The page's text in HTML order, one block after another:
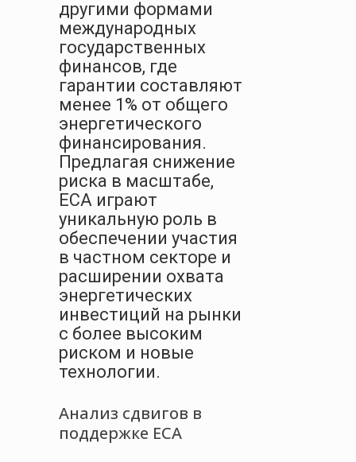
другими формами
международных
государственных
финансов, где
гарантии составляют
менее 1% от общего
энергетического
финансирования.
Предлагая снижение
риска в масштабе,
ECA играют
уникальную роль в
обеспечении участия
в частном секторе и
расширении охвата
энергетических
инвестиций на рынки
с более высоким
риском и новые
технологии.
Анализ сдвигов в
поддержке ECA